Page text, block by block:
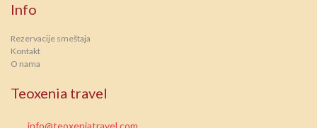
Info
Rezervacije smeštaja
Kontakt
O nama
Teoxenia travel